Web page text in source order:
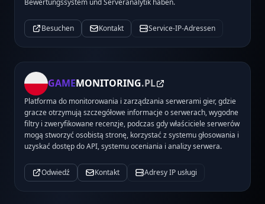
Bewertungssystem und Serveranalytik haben.
Besuchen Kontakt Service-IP-Adressen
GAMEMONITORING.PL
Platforma do monitorowania i zarządzania serwerami gier, gdzie
gracze otrzymują szczegółowe informacje o serwerach, wygodne
filtry i zweryfikowane recenzje, podczas gdy właściciele serwerów
mogą stworzyć osobistą stronę, korzystać z systemu głosowania i
uzyskać dostęp do API, systemu oceniania i analizy serwera.
Odwiedź Kontakt Adresy IP usługi